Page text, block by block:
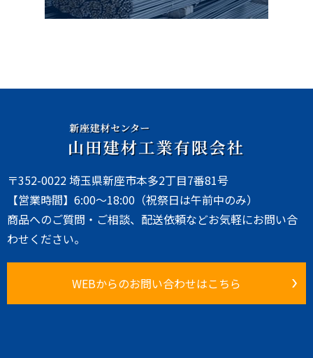
〒352-0022 埼玉県新座市本多2丁目7番81号
【営業時間】6:00～18:00（祝祭日は午前中のみ）
商品へのご質問・ご相談、配送依頼などお気軽にお問い合
わせください。
WEBからのお問い合わせはこちら